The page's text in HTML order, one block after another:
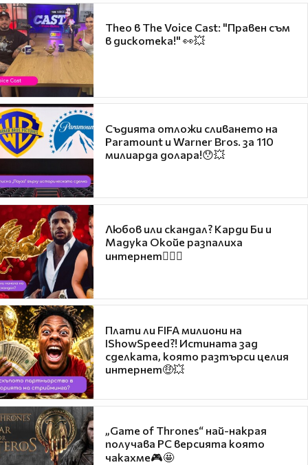
Theo в The Voice Cast: "Правен съм
в дискотека!" 👀💥
Съдията отложи сливането на
Paramount и Warner Bros. за 110
милиарда долара!😯💥
Любов или скандал? Карди Би и
Мадука Окойе разпалиха
интернет❤️‍🔥🔥
Плати ли FIFA милиони на
IShowSpeed?! Истината зад
сделката, която разтърси целия
интернет🤑💥
„Game of Thrones“ най-накрая
получава PC версията която
чакахме🎮🤩